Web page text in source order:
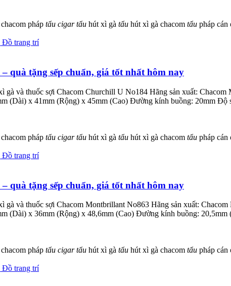
chacom pháp tẩu cigar tẩu hút xì gà tẩu hút xì gà chacom tẩu pháp cán
Đồ trang trí
quà tặng sếp chuẩn, giá tốt nhất hôm nay
gà và thuốc sợi Chacom Churchill U No184 Hãng sản xuất:
(Dài) x 41mm (Rộng) x 45mm (Cao) Đường kính buồng: 20mm Độ
chacom pháp tẩu cigar tẩu hút xì gà tẩu hút xì gà chacom tẩu pháp cán
Đồ trang trí
quà tặng sếp chuẩn, giá tốt nhất hôm nay
gà và thuốc sợi Chacom Montbrillant No863 Hãng sản xuất:
(Dài) x 36mm (Rộng) x 48,6mm (Cao) Đường kính buồng: 20,5mm
chacom pháp tẩu cigar tẩu hút xì gà tẩu hút xì gà chacom tẩu pháp cán
Đồ trang trí